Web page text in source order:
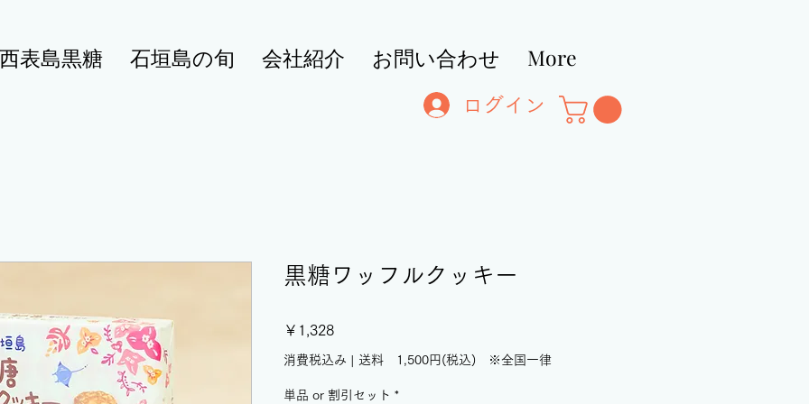
西表島黒糖 石垣島の旬 会社紹介 お問い合わせ More
ログイン
黒糖ワッフルクッキー
￥1,328価
格
消費税込み 送料 1,500円(税込) ※全国一律
単品 or 割引セット *